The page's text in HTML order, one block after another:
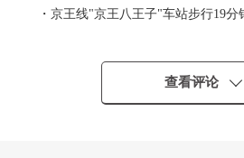
・京王线"京王八王子"车站步行19分
・203户总户数的ＢＩＣ地方自治团
查看评论